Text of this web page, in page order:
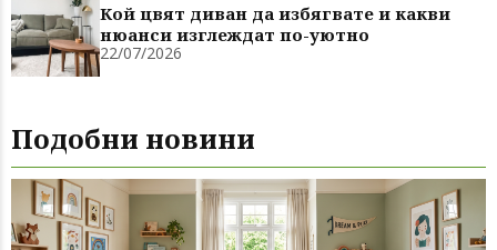
Кой цвят диван да избягвате и какви
нюанси изглеждат по-уютно
22/07/2026
Подобни новини